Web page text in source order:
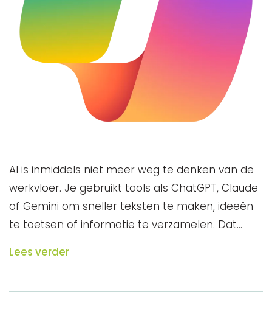
AI is inmiddels niet meer weg te denken van de
werkvloer. Je gebruikt tools als ChatGPT, Claude
of Gemini om sneller teksten te maken, ideeën
te toetsen of informatie te verzamelen. Dat…
Lees verder